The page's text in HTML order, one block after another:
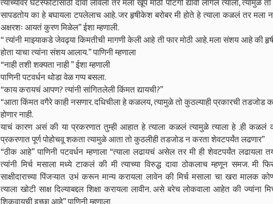
त्याच्यावर घटस्फोटासाठी दावा लावला तर मला खूप मोठी पोटगी द्यावी लागेल त्याला, त्यामुळे तो
सापडतोय का हे बघायला टपलेलाच आहे. जर हृषीकेश बरोबर मी होते हे त्याला कळलं तर मला
अक्षरशः आयतं कुरण मिळेल” ईशा म्हणाली.
“ त्यांनी माझ्याकडे जेवढ्या किमतीची मागणी केली आहे ती फार मोठी आहे. मला संशय आहे की
होता याचा त्यांना संशय आलाय.” पाणिनी म्हणाला
“नाही तशी शक्यता नाही ” ईशा म्हणाली
पाणिनी पटवर्धन थोडा वेळ गप्प बसला.
“काय करायचं आपण? त्यांनी सांगितलेली किंमत द्यायची?”
“आता किंमत वगैरे काही नसणार. दधिचीला हे कळलय, त्यामुळे तो कुठल्याही प्रकारची तडजोड
होणार नाही.
याचं कारण असं की या प्रकरणात तुम्ही आहात हे त्याला कळलं त्यामुळे त्याला हे .ही कळलं
प्रकरणात पूर्ण पोहोचवू शकता त्यामुळे आता तो कुठलीही तडजोड न करता शेवटपर्यंत लढणार”
“ठीक आहे” पाणिनी पटवर्धन म्हणाला “त्याला लढायचं असेल तर मी ही शेवटपर्यंत लढायला
त्यांनी मिर्च मसाला मध्ये टाकलं की मी त्याच्या विरुद्ध दावा ठोकलाच म्हणून समज. मी
साक्षीदाराच्या पिंजऱ्यात उभं करून मान्य करायला लावेन की मिर्च मसाला चा खरा मालक
त्याला खोटी साक्ष दिल्याबद्दल शिक्षा करायला लावीन. असे बरेच लोकवाला आहेत की ज्यांना